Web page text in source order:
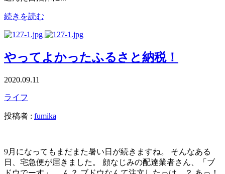
続きを読む
やってよかったふるさと納税！
2020.09.11
ライフ
投稿者 : fumika
9月になってもまだまた暑い日が続きますね。 そんなある
日、宅急便が届きました。 顔なじみの配達業者さん、「ブ